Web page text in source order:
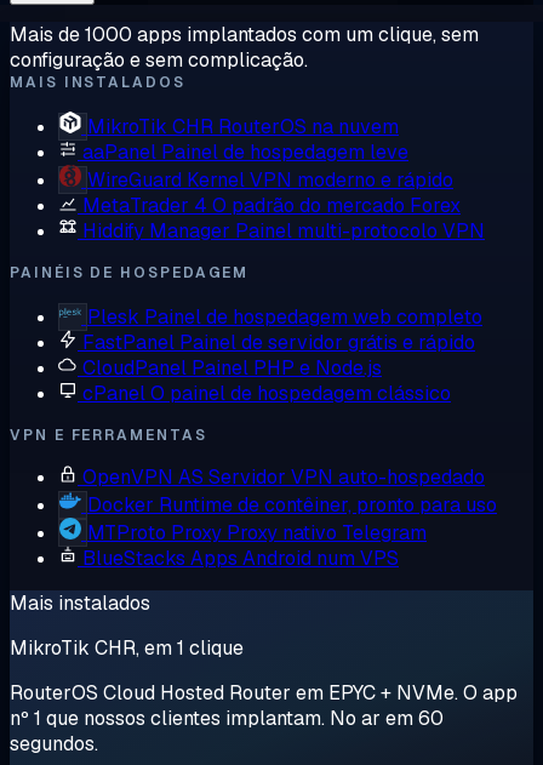
Mais de 1000 apps implantados com um clique, sem
configuração e sem complicação.
MAIS INSTALADOS
MikroTik CHR RouterOS na nuvem
aaPanel Painel de hospedagem leve
WireGuard Kernel VPN moderno e rápido
MetaTrader 4 O padrão do mercado Forex
Hiddify Manager Painel multi-protocolo VPN
PAINÉIS DE HOSPEDAGEM
Plesk Painel de hospedagem web completo
FastPanel Painel de servidor grátis e rápido
CloudPanel Painel PHP e Node.js
cPanelO painel de hospedagem clássico
VPN E FERRAMENTAS
OpenVPN AS Servidor VPN auto-hospedado
Docker Runtime de contêiner, pronto para uso
MTProto Proxy Proxy nativo Telegram
BlueStacks Apps Android num VPS
Mais instalados
MikroTik CHR, em 1 clique
RouterOS Cloud Hosted Router em EPYC + NVMe. O app
nº 1 que nossos clientes implantam. No ar em 60
segundos.